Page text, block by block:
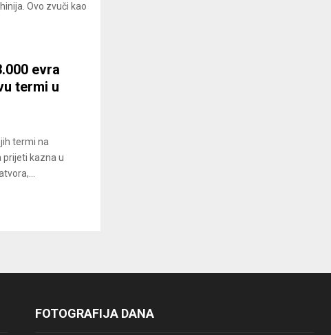
Ovo zvuči kao
evra
termi u
termi na
kazna u
FOTOGRAFIJA DANA